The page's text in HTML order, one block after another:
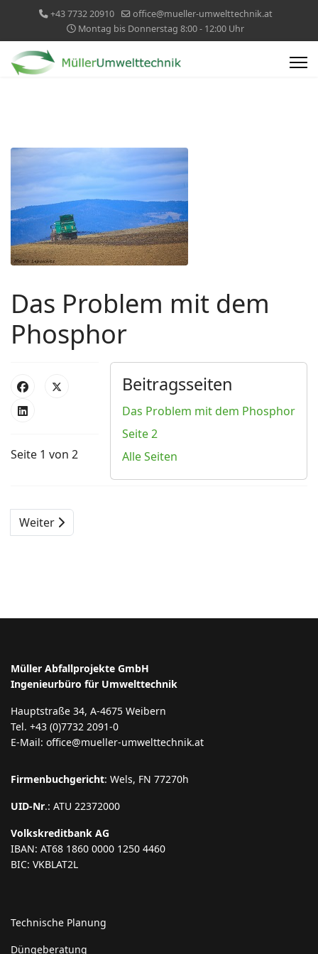
+43 7732 20910
office@mueller-umwelttechnik.at
Montag bis Donnerstag 8:00 - 12:00 Uhr
Das Problem mit dem
Phosphor
Beitragsseiten
Das Problem mit dem Phosphor
Seite 2
Alle Seiten
Seite 1 von 2
Weiter
Müller Abfallprojekte GmbH
Ingenieurbüro für Umwelttechnik
Hauptstraße 34, A-4675 Weibern
Tel. +43 (0)7732 2091-0
E-Mail: office@mueller-umwelttechnik.at
Firmenbuchgericht: Wels, FN 77270h
UID-Nr.: ATU 22372000
Volkskreditbank AG
IBAN: AT68 1860 0000 1250 4460
BIC: VKBLAT2L
Technische Planung
Düngeberatung